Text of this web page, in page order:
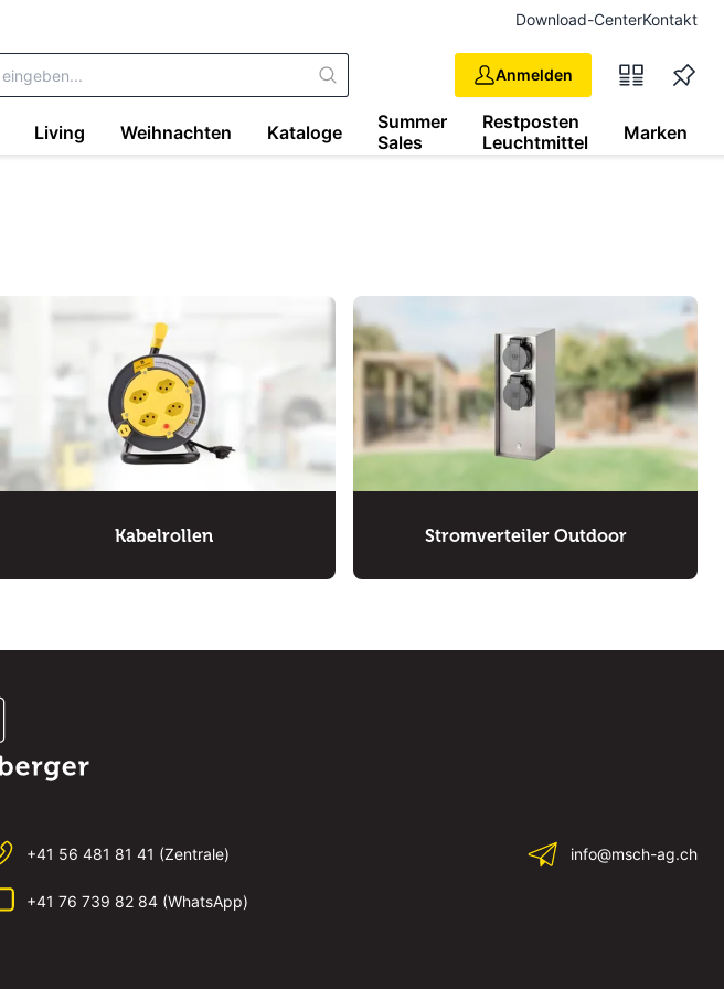
Download-CenterKontakt
Anmelden
Living Weihnachten Kataloge
Summer
Sales
Restposten
Leuchtmittel
Marken
Kabelrollen Stromverteiler Outdoor
+41 56 481 81 41 (Zentrale)
+41 76 739 82 84 (WhatsApp)
info@msch-ag.ch